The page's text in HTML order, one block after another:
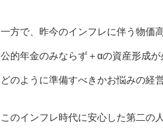
一方で、昨今のインフレに伴う物価
公的年金のみならず＋αの資産形成が
どのように準備すべきかお悩みの経
このインフレ時代に安心した第二の